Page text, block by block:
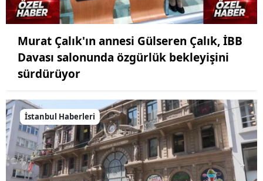
Murat Çalık'ın annesi Gülseren Çalık, İBB
Davası salonunda özgürlük bekleyişini
sürdürüyor
İstanbul Haberleri